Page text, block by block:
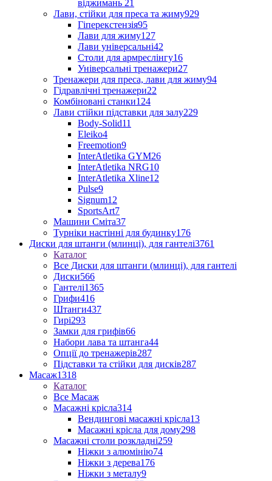
віджимань 21
Лави, стійки для преса та жиму929
Гіперекстензія95
Лави для жиму127
Лави універсальні42
Столи для армреслінгу16
Універсальні тренажери27
Тренажери для преса, лави для жиму94
Гідравлічні тренажери22
Комбіновані станки124
Лави стійки підставки для залу229
Body-Solid11
Eleiko4
Freemotion9
InterAtletika GYM26
InterAtletika NRG10
InterAtletika Xline12
Pulse9
Signum12
SportsArt7
Машини Сміта37
Турніки настінні для будинку176
Диски для штанги (млинці), для гантелі3761
Каталог
Все Диски для штанги (млинці), для гантелі
Диски566
Гантелі1365
Грифи416
Штанги437
Гирі293
Замки для грифів66
Набори лава та штанга44
Опції до тренажерів287
Підставки та стійки для дисків287
Масаж1318
Каталог
Все Масаж
Масажні крісла314
Вендингові масажні крісла13
Масажні крісла для дому298
Масажні столи розкладні259
Ніжки з алюмінію74
Ніжки з дерева176
Ніжки з металу9